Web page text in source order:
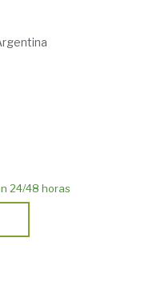
24/48 horas